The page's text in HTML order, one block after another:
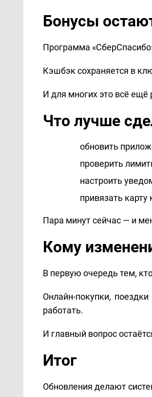
Бонусы
Программа
Кэшбэк сохраняется в
И для многих это всё
Что лучше
обновить
проверить
настроить
привязать карту
Пара минут сейчас — и
Кому
В первую очередь тем,
Онлайн-покупки,
работать.
И главный вопрос
Итог
Обновления делают